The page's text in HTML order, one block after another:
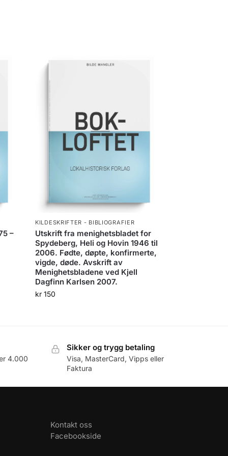
–
KILDESKRIFTER - BIBLIOGRAFIER
Utskrift fra menighetsbladet for
Spydeberg, Heli og Hovin 1946 til
2006. Fødte, døpte, konfirmerte,
vigde, døde. Avskrift av
Menighetsbladene ved Kjell
Dagfinn Karlsen 2007.
kr 150
4.000
Sikker og trygg betaling
Visa, MasterCard, Vipps eller
Faktura
Kontakt oss
Facebookside